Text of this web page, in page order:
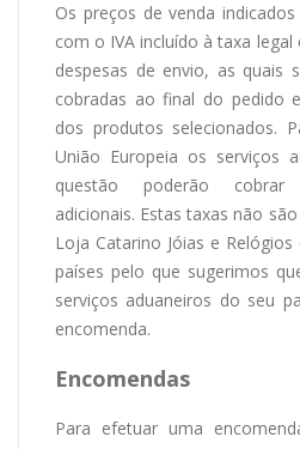
Os preços de venda
com o IVA incluído à taxa
despesas de envio, as quais
cobradas ao final do pedido
dos produtos selecionados.
União Europeia os serviços
questão poderão cobrar
adicionais. Estas taxas não
Loja Catarino Jóias e
países pelo que sugerimos
serviços aduaneiros do seu
encomenda.
Encomendas
Para efetuar uma